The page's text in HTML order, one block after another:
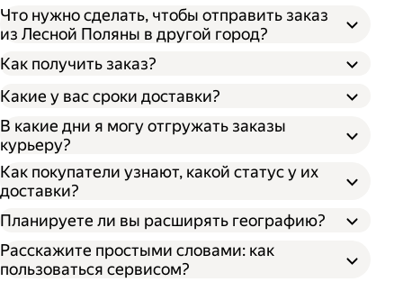
Откройте кабинет для бизнеса;
Укажите, откуда забрать заказ и куда его
доставить;
Впишите необходимые данные о заказе;
Выберите тип оплаты;
В поле «Заказать» вы увидите конечную
стоимость доставки.
Что нужно сделать, чтобы отправить заказ
из Лесной Поляны в другой город?
Как получить заказ?
По штрихкоду. Покажите штрихкод
сотруднику, отсканировав его, он отдаст
ваш заказ;
По номеру заказа. Получателю нужно
назвать номер заказа, чтобы сотрудник
мог выдать заказ;
По коду из смс. Получателю нужно назвать
Какие у вас сроки доставки?
В какие дни я могу отгружать заказы
курьеру?
Как покупатели узнают, какой статус у их
доставки?
Планируете ли вы расширять географию?
Расскажите простыми словами: как
пользоваться сервисом?